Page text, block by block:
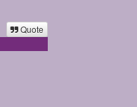
Quote